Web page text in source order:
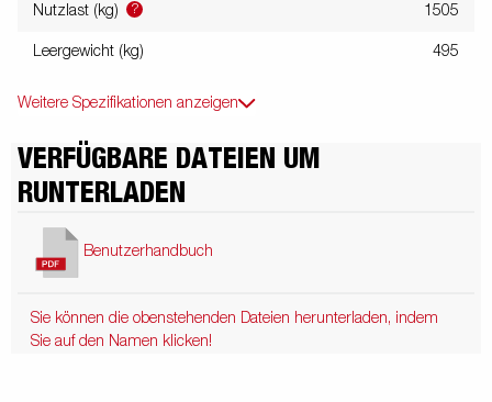
Nutzlast (kg) ? 1505
Leergewicht (kg) 495
Weitere Spezifikationen anzeigen
VERFÜGBARE DATEIEN UM
RUNTERLADEN
Benutzerhandbuch
Sie können die obenstehenden Dateien herunterladen, indem
Sie auf den Namen klicken!